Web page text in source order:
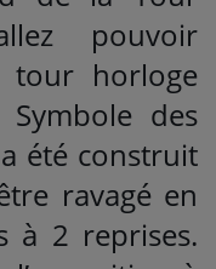
pouvoir
tour horloge
des
été construit
ravagé en
à 2 reprises.